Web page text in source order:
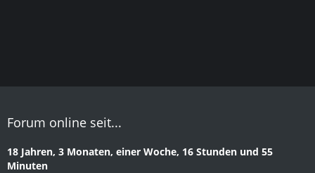
Forum online seit...
18 Jahren, 3 Monaten, einer Woche, 16 Stunden und 55
Minuten